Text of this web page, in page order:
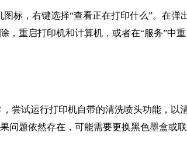
标，右键选择“查看正在打印什么”。在弹
，重启打印机和计算机，或者在“服务”中重
尝试运行打印机自带的清洗喷头功能，以
问题依然存在，可能需要更换黑色墨盒或